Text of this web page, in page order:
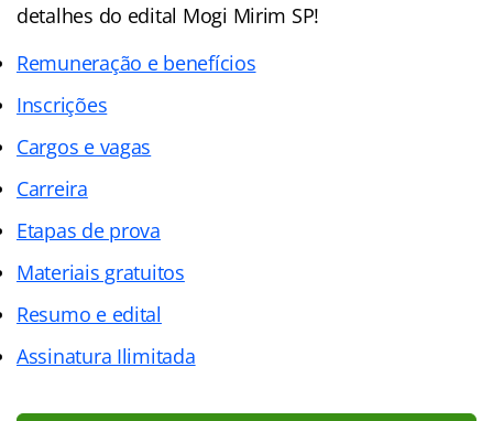
detalhes do edital Mogi Mirim SP!
Remuneração e benefícios
Inscrições
Cargos e vagas
Carreira
Etapas de prova
Materiais gratuitos
Resumo e edital
Assinatura Ilimitada